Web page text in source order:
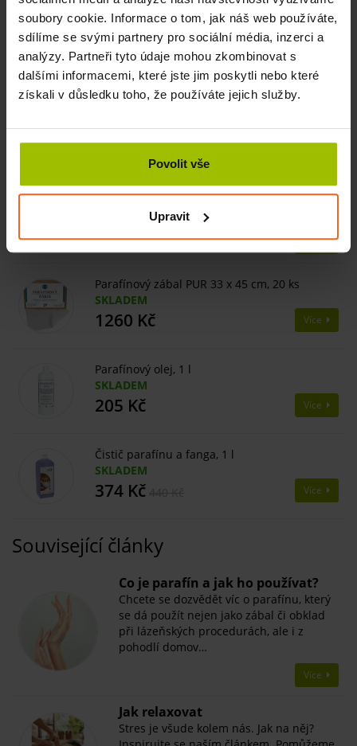
soubory cookie. Informace o tom, jak náš web používáte,
sdílíme se svými partnery pro sociální média, inzerci a
analýzy. Partneři tyto údaje mohou zkombinovat s
dalšími informacemi, které jste jim poskytli nebo které
získali v důsledku toho, že používáte jejich služby.
Povolit vše
Upravit
testování podle ISO norem.
Související produkty
Parafín Premium na zábaly, 50 - 52°C, 3 kg,
Parafín na zábaly, 46 - 48°C, 5 kg,
1400 Kč Více
Parafínový zábal PUR 33 x 45 cm, 20 ks
SKLADEM
1260 Kč Více
Parafínový olej, 1 l
SKLADEM
205 Kč Více
Čistič parafínu a fanga, 1 l
SKLADEM
374 Kč Více
Související články
Co je parafín a jak ho používat?
Chcete se dozvědět víc o parafínu, který
se dá použít nejen jako zábal či obklad
při lázeňských procedurách, ale i z
pohodlí domov…
Více
Jak relaxovat
Stres je všude kolem nás. Jak na něj?